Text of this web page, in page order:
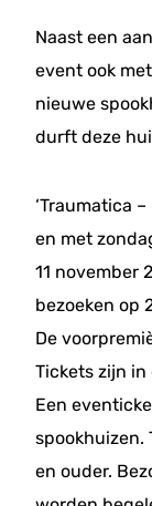
Naast een
event ook
nieuwe
durft deze
‘Traumatica
en met
11 november
bezoeken op
De
Tickets zijn in
Een
spookhuizen.
en ouder.